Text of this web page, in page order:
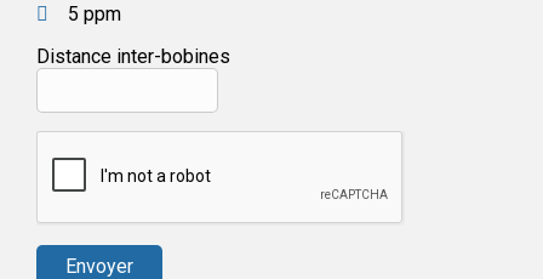
5 ppm
Distance inter-bobines